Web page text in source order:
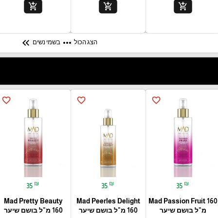
add_shopping_cart
add_shopping_cart
add_shopping_cart
הצג הכול more_horiz בשמי נשים keyboard_double_arrow_left
favorite_border
35 ₪
Mad Passion Fruit 160
מ"ל בושם שיער
favorite_border
35 ₪
Mad Peerles Delight
160 מ"ל בושם שיער
favorite_border
35 ₪
Mad Pretty Beauty
160 מ"ל בושם שיער